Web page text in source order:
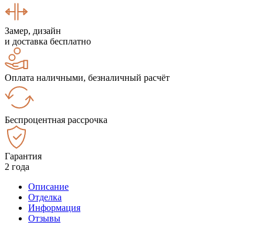
Замер, дизайн
и доставка бесплатно
Оплата наличными, безналичный расчёт
Беспроцентная рассрочка
Гарантия
2 года
Описание
Отделка
Информация
Отзывы